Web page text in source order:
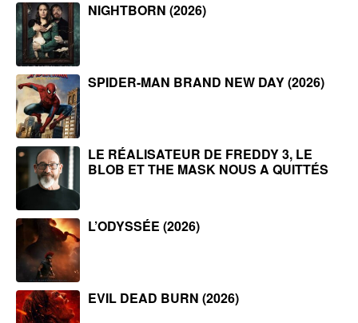
NIGHTBORN (2026)
SPIDER-MAN BRAND NEW DAY (2026)
LE RÉALISATEUR DE FREDDY 3, LE
BLOB ET THE MASK NOUS A QUITTÉS
L’ODYSSÉE (2026)
EVIL DEAD BURN (2026)